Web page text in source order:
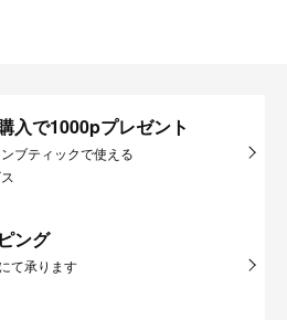
入で1000pプレゼント
ブティックで使える
ング
て承ります